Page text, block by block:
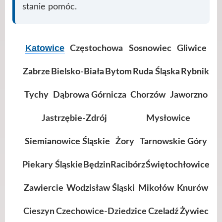
stanie pomóc.
Katowice Częstochowa Sosnowiec Gliwice
Zabrze Bielsko-Biała Bytom Ruda Śląska Rybnik
Tychy Dąbrowa Górnicza Chorzów Jaworzno
Jastrzębie-Zdrój Mysłowice
Siemianowice Śląskie Żory Tarnowskie Góry
Piekary Śląskie BędzinRacibórzŚwiętochłowice
Zawiercie Wodzisław Śląski Mikołów Knurów
CieszynCzechowice-Dziedzice CzeladźŻywiec